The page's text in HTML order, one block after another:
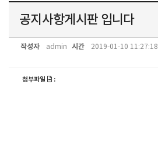
공지사항게시판 입니다
작성자 admin 시간 2019-01-10 11:27:18
첨부파일 :